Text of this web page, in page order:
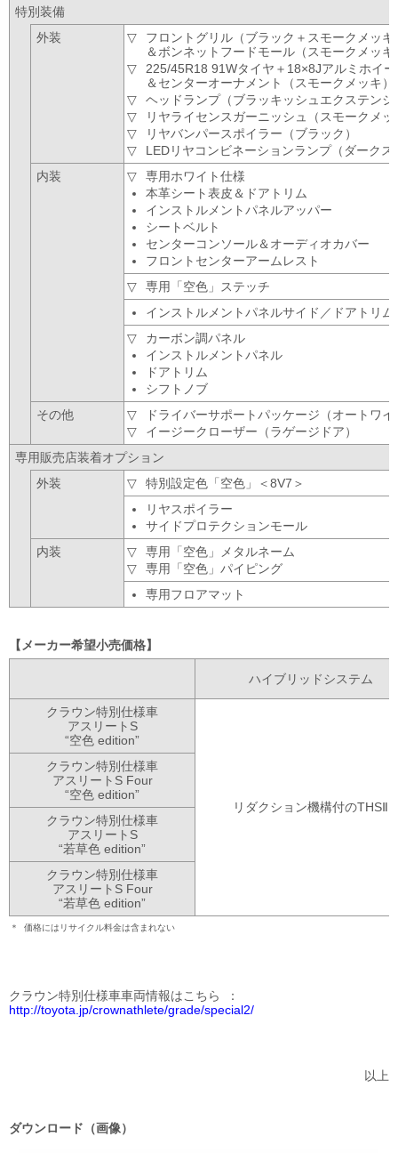
特別装備
外装
フロントグリル（ブラック＋スモークメッキ
＆ボンネットフードモール（スモークメッ
225/45R18 91Wタイヤ＋18×8Jアルミホイ
＆センターオーナメント（スモークメッキ）
ヘッドランプ（ブラッキッシュエクステン
リヤライセンスガーニッシュ（スモークメッ
リヤバンパースポイラー（ブラック）
LEDリヤコンビネーションランプ（ダーク
内装
専用ホワイト仕様
本革シート表皮＆ドアトリム
インストルメントパネルアッパー
シートベルト
センターコンソール＆オーディオカバー
フロントセンターアームレスト
専用「空色」ステッチ
インストルメントパネルサイド／ドアトリ
カーボン調パネル
インストルメントパネル
ドアトリム
シフトノブ
その他
ドライバーサポートパッケージ（オートワ
イージークローザー（ラゲージドア）
専用販売店装着オプション
外装
特別設定色「空色」＜8V7＞
リヤスポイラー
サイドプロテクションモール
内装
専用「空色」メタルネーム
専用「空色」パイピング
専用フロアマット
メーカー希望小売価格
ハイブリッドシステム
クラウン特別仕様車
アスリートS
“空色 edition”
リダクション機構付のTHSⅡ
クラウン特別仕様車
アスリートS Four
“空色 edition”
クラウン特別仕様車
アスリートS
“若草色 edition”
クラウン特別仕様車
アスリートS Four
“若草色 edition”
＊ 価格にはリサイクル料金は含まれない
クラウン特別仕様車車両情報はこちら
http://toyota.jp/crownathlete/grade/special2/
以上
ダウンロード（画像）